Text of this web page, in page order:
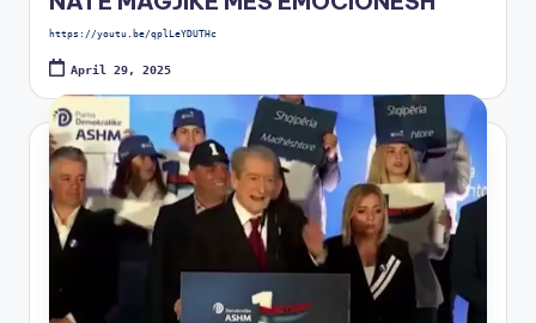
https://youtu.be/qplLeYDUTHc
April 29, 2025